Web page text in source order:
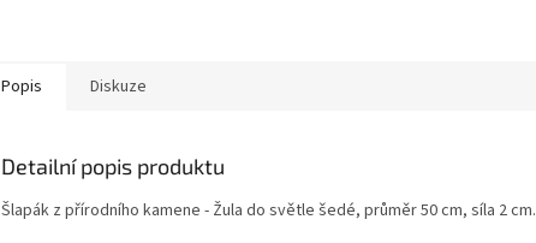
Popis Diskuze
Detailní popis produktu
Šlapák z přírodního kamene - Žula do světle šedé, průměr 50 cm, síla 2 cm.